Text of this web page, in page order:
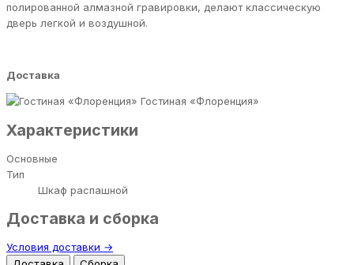
полированной алмазной гравировки, делают классическую
дверь легкой и воздушной.
Доставка
Гостиная «Флоренция»
Характеристики
Основные
Тип
Шкаф распашной
Доставка и сборка
Условия доставки →